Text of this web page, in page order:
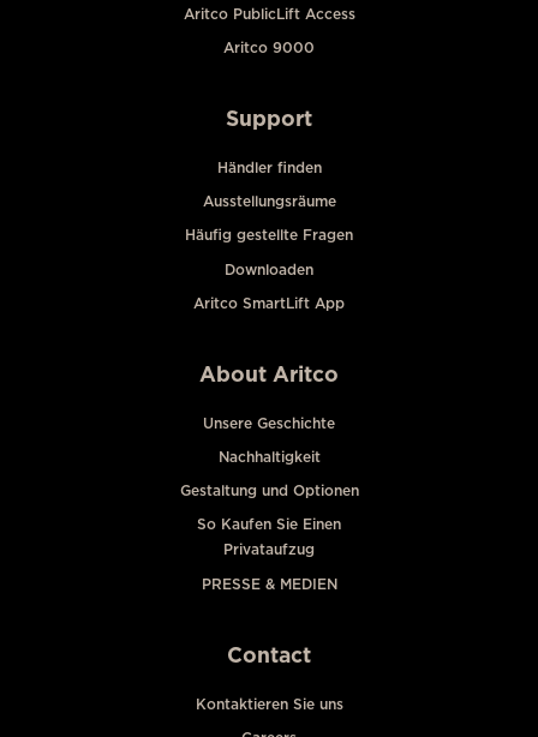
Aritco PublicLift Access
Aritco 9000
Support
Händler finden
Ausstellungsräume
Häufig gestellte Fragen
Downloaden
Aritco SmartLift App
About Aritco
Unsere Geschichte
Nachhaltigkeit
Gestaltung und Optionen
So Kaufen Sie Einen
Privataufzug
PRESSE & MEDIEN
Contact
Kontaktieren Sie uns